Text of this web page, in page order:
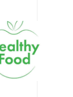
обучение
новой
результата.
и
CRM-
так, чтобы она